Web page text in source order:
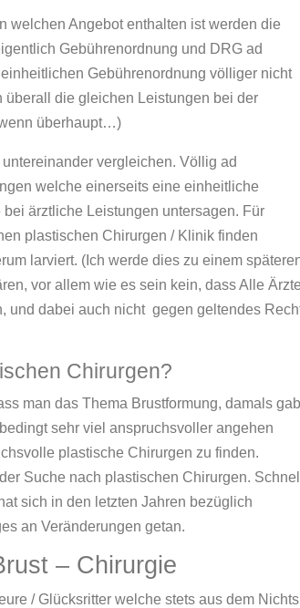
welchen Angebot enthalten ist werden die
Gebührenordnung und DRG ad
Gebührenordnung völliger nicht
die gleichen Leistungen bei der
überhaupt…)
vergleichen. Völlig ad
welche einerseits eine einheitliche
ärztliche Leistungen untersagen. Für
plastischen Chirurgen / Klinik finden
larviert. (Ich werde dies zu einem
vor allem wie es sein kein, dass Alle
und dabei auch nicht gegen geltendes
Chirurgen?
man das Thema Brustformung, damals
sehr viel anspruchsvoller angehen
plastische Chirurgen zu finden.
Suche nach plastischen Chirurgen.
sich in den letzten Jahren bezüglich
an Veränderungen getan.
– Chirurgie
/ Glücksritter welche stets aus dem Nichts